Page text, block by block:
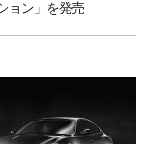
ョン」を発売